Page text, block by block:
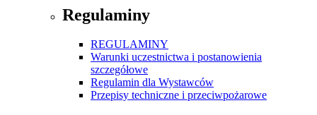
Regulaminy
REGULAMINY
Warunki uczestnictwa i postanowienia
szczegółowe
Regulamin dla Wystawców
Przepisy techniczne i przeciwpożarowe